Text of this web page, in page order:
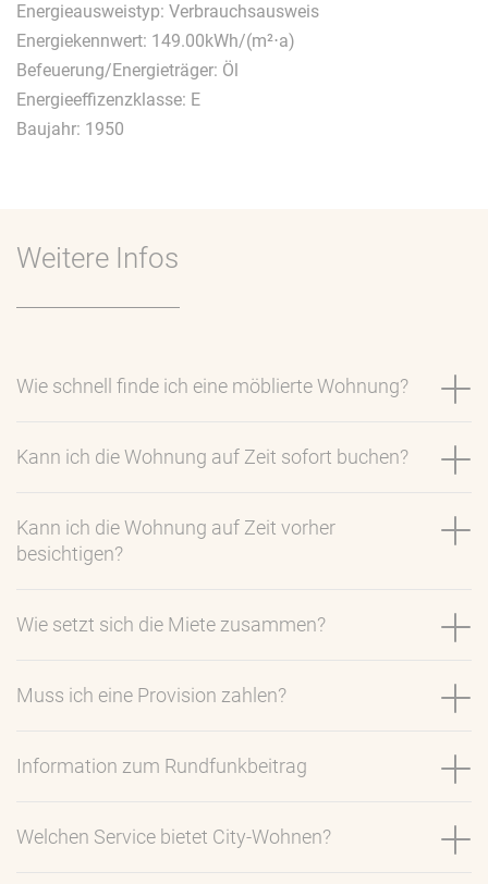
Energieausweistyp: Verbrauchsausweis
Energiekennwert: 149.00kWh/(m²⋅a)
Befeuerung/Energieträger: Öl
Energieeffizenzklasse: E
Baujahr: 1950
Weitere Infos
Wie schnell finde ich eine möblierte Wohnung?
Kann ich die Wohnung auf Zeit sofort buchen?
Kann ich die Wohnung auf Zeit vorher
besichtigen?
Wie setzt sich die Miete zusammen?
Muss ich eine Provision zahlen?
Information zum Rundfunkbeitrag
Welchen Service bietet City-Wohnen?